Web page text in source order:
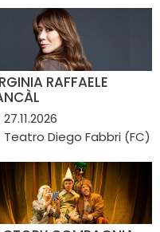
RAFFAELE
27.11.2026
Teatro Diego Fabbri (FC)